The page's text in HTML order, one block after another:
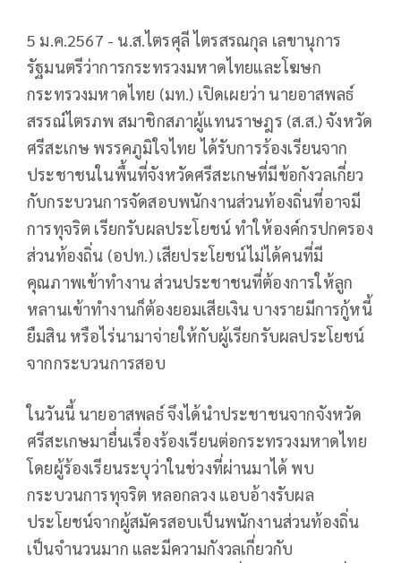
5 ม.ค.2567 - น.ส.ไตรศุลี ไตรสรณกุล เลขานุการ
รัฐมนตรีว่าการกระทรวงมหาดไทยและโฆษก
กระทรวงมหาดไทย (มท.) เปิดเผยว่า นายอาสพลธ์
สรรณ์ไตรภพ สมาชิกสภาผู้แทนราษฎร (ส.ส.) จังหวัด
ศรีสะเกษ พรรคภูมิใจไทย ได้รับการร้องเรียนจาก
ประชาชนในพื้นที่จังหวัดศรีสะเกษที่มีข้อกังวลเกี่ยว
กับกระบวนการจัดสอบพนักงานส่วนท้องถิ่นที่อาจมี
การทุจริต เรียกรับผลประโยชน์ ทำให้องค์กรปกครอง
ส่วนท้องถิ่น (อปท.) เสียประโยชน์ไม่ได้คนที่มี
คุณภาพเข้าทำงาน ส่วนประชาชนที่ต้องการให้ลูก
หลานเข้าทำงานก็ต้องยอมเสียเงิน บางรายมีการกู้หนี้
ยืมสิน หรือไร่นามาจ่ายให้กับผู้เรียกรับผลประโยชน์
จากกระบวนการสอบ
ในวันนี้ นายอาสพลธ์ จึงได้นำประชาชนจากจังหวัด
ศรีสะเกษมายื่นเรื่องร้องเรียนต่อกระทรวงมหาดไทย
โดยผู้ร้องเรียนระบุว่าในช่วงที่ผ่านมาได้ พบ
กระบวนการทุจริต หลอกลวง แอบอ้างรับผล
ประโยชน์จากผู้สมัครสอบเป็นพนักงานส่วนท้องถิ่น
เป็นจำนวนมาก และมีความกังวลเกี่ยวกับ